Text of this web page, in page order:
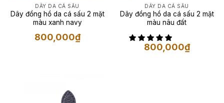
DÂY DA CÁ SẤU
Dây đồng hồ da cá sấu 2 mặt
màu xanh navy
800,000₫
DÂY DA CÁ SẤU
Dây đồng hồ da cá sấu 2 mặt
màu nâu đất
800,000₫